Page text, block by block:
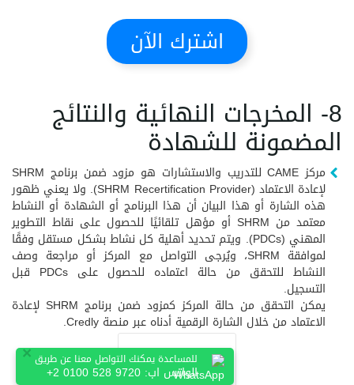
اشترك الآن
8- المخرجات النهائية والنتائج
المضمونة للشهادة
مركز CAME للتدريب والاستشارات هو مزود ضمن برنامج SHRM
لإعادة الاعتماد (SHRM Recertification Provider). ولا يعني ظهور
هذه الشارة أو هذا البيان أن هذا البرنامج أو الشهادة أو النشاط
معتمد من SHRM أو مؤهل تلقائيًا للحصول على نقاط التطوير
المهني (PDCs). ويتم تحديد أهلية كل نشاط بشكل مستقل وفقًا
لموافقة SHRM، ويُرجى التواصل مع المركز أو مراجعة وصف
النشاط للتحقق من حالة اعتماده للحصول على PDCs قبل
التسجيل.
يمكن التحقق من حالة المركز كمزود ضمن برنامج SHRM لإعادة
الاعتماد من خلال الشارة الرقمية أدناه عبر منصة Credly.
×للمساعدة يمكنك التواصل معنا عن طريق
الواتس اب: +2 0100 528 9720